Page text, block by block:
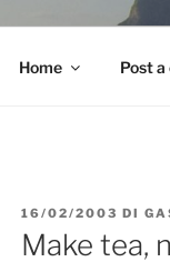
Home Post
PUBBLICATO
IL
16/02/2003 DI
Make tea,